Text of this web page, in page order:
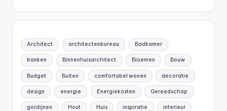
Architect architectenbureau Badkamer
banken Binnenhuisarchitect Bloemen Bouw
Budget Buiten comfortabel wonen decoratie
design energie Energiekosten Gereedschap
gordijnen Hout Huis inspiratie interieur